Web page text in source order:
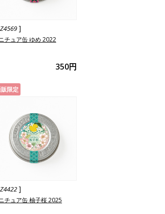
]
チュア缶 ゆめ 2022
350円
限定
]
チュア缶 柚子桜 2025